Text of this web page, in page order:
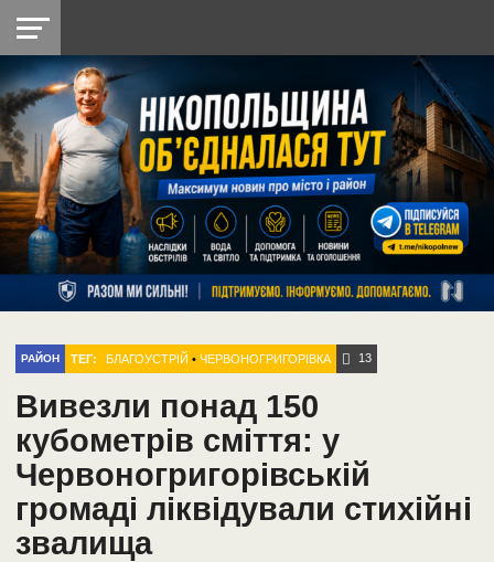
НІКОПОЛЬ
РАЙОН
СІЧЕСЛАВСЬКА
УКРАЇНА
РЕТРО
НІКОПОЛЬ
ЛАЙТ
УКРАЇНА
ДОПОМОГА
РАДІО
РАЙОН ТЕГ: БЛАГОУСТРІЙ •ЧЕРВОНОГРИГОРІВКА 13
Вивезли понад 150
кубометрів сміття: у
Червоногригорівській
громаді ліквідували стихійні
звалища